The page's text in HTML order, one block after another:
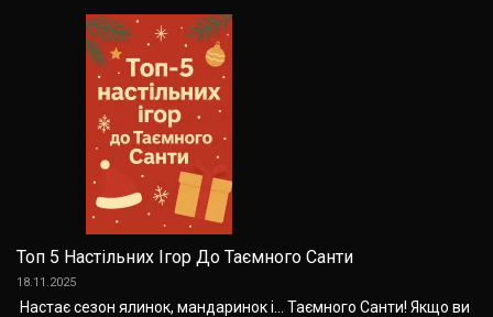
Топ 5 Настільних Ігор До Таємного Санти
18.11.2025
Настає сезон ялинок, мандаринок і… Таємного Санти! Якщо ви